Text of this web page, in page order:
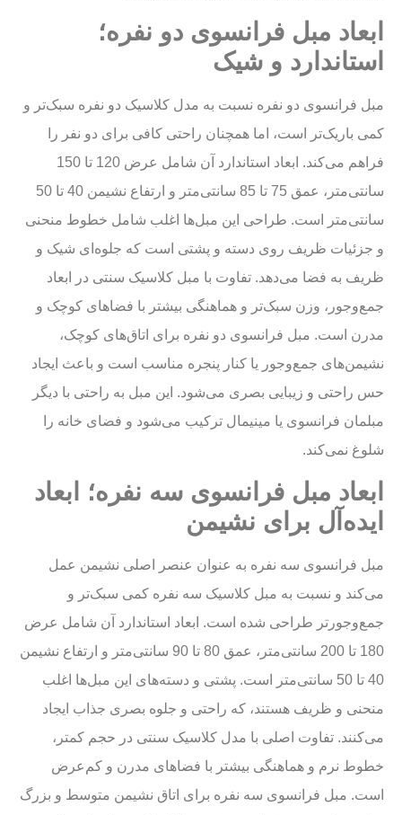
ابعاد مبل فرانسوی دو نفره؛
استاندارد و شیک
مبل فرانسوی دو نفره نسبت به مدل کلاسیک دو نفره سبک‌تر و
کمی باریک‌تر است، اما همچنان راحتی کافی برای دو نفر را
فراهم می‌کند. ابعاد استاندارد آن شامل عرض 120 تا 150
سانتی‌متر، عمق 75 تا 85 سانتی‌متر و ارتفاع نشیمن 40 تا 50
سانتی‌متر است. طراحی این مبل‌ها اغلب شامل خطوط منحنی
و جزئیات ظریف روی دسته و پشتی است که جلوه‌ای شیک و
ظریف به فضا می‌دهد. تفاوت با مبل کلاسیک سنتی در ابعاد
جمع‌وجور، وزن سبک‌تر و هماهنگی بیشتر با فضاهای کوچک و
مدرن است. مبل فرانسوی دو نفره برای اتاق‌های کوچک،
نشیمن‌های جمع‌وجور یا کنار پنجره مناسب است و باعث ایجاد
حس راحتی و زیبایی بصری می‌شود. این مبل به راحتی با دیگر
مبلمان فرانسوی یا مینیمال ترکیب می‌شود و فضای خانه را
شلوغ نمی‌کند.
ابعاد مبل فرانسوی سه نفره؛ ابعاد
ایده‌آل برای نشیمن
مبل فرانسوی سه نفره به عنوان عنصر اصلی نشیمن عمل
می‌کند و نسبت به مبل کلاسیک سه نفره کمی سبک‌تر و
جمع‌وجورتر طراحی شده است. ابعاد استاندارد آن شامل عرض
180 تا 200 سانتی‌متر، عمق 80 تا 90 سانتی‌متر و ارتفاع نشیمن
40 تا 50 سانتی‌متر است. پشتی و دسته‌های این مبل‌ها اغلب
منحنی و ظریف هستند، که راحتی و جلوه بصری جذاب ایجاد
می‌کنند. تفاوت اصلی با مدل کلاسیک سنتی در حجم کمتر،
خطوط نرم و هماهنگی بیشتر با فضاهای مدرن و کم‌عرض
است. مبل فرانسوی سه نفره برای اتاق نشیمن متوسط و بزرگ